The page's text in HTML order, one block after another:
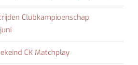
Clubkampioenschap
CK Matchplay